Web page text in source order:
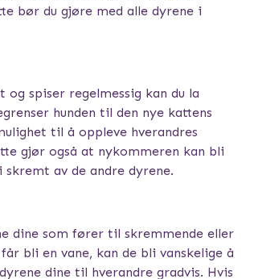
bør du gjøre med alle dyrene i
spiser regelmessig kan du la
hunden til den nye kattens
til å oppleve hverandres
gjør også at nykommeren kan bli
av de andre dyrene.
dine som fører til skremmende eller
bli en vane, kan de bli vanskelige å
dine til hverandre gradvis. Hvis